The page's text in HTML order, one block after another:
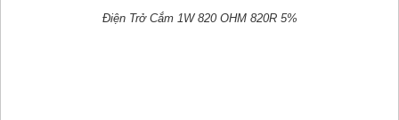
Điện Trở Cắm 1W 820 OHM 820R 5%